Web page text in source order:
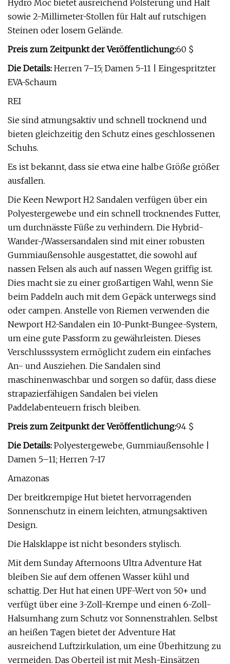
Hydro Moc bietet ausreichend Polsterung und Halt
sowie 2-Millimeter-Stollen für Halt auf rutschigen
Steinen oder losem Gelände.
Preis zum Zeitpunkt der Veröffentlichung:60 $
Die Details: Herren 7–15; Damen 5-11 | Eingespritzter
EVA-Schaum
REI
Sie sind atmungsaktiv und schnell trocknend und
bieten gleichzeitig den Schutz eines geschlossenen
Schuhs.
Es ist bekannt, dass sie etwa eine halbe Größe größer
ausfallen.
Die Keen Newport H2 Sandalen verfügen über ein
Polyestergewebe und ein schnell trocknendes Futter,
um durchnässte Füße zu verhindern. Die Hybrid-
Wander-/Wassersandalen sind mit einer robusten
Gummiaußensohle ausgestattet, die sowohl auf
nassen Felsen als auch auf nassen Wegen griffig ist.
Dies macht sie zu einer großartigen Wahl, wenn Sie
beim Paddeln auch mit dem Gepäck unterwegs sind
oder campen. Anstelle von Riemen verwenden die
Newport H2-Sandalen ein 10-Punkt-Bungee-System,
um eine gute Passform zu gewährleisten. Dieses
Verschlusssystem ermöglicht zudem ein einfaches
An- und Ausziehen. Die Sandalen sind
maschinenwaschbar und sorgen so dafür, dass diese
strapazierfähigen Sandalen bei vielen
Paddelabenteuern frisch bleiben.
Preis zum Zeitpunkt der Veröffentlichung:94 $
Die Details: Polyestergewebe, Gummiaußensohle |
Damen 5–11; Herren 7-17
Amazonas
Der breitkrempige Hut bietet hervorragenden
Sonnenschutz in einem leichten, atmungsaktiven
Design.
Die Halsklappe ist nicht besonders stylisch.
Mit dem Sunday Afternoons Ultra Adventure Hat
bleiben Sie auf dem offenen Wasser kühl und
schattig. Der Hut hat einen UPF-Wert von 50+ und
verfügt über eine 3-Zoll-Krempe und einen 6-Zoll-
Halsumhang zum Schutz vor Sonnenstrahlen. Selbst
an heißen Tagen bietet der Adventure Hat
ausreichend Luftzirkulation, um eine Überhitzung zu
vermeiden. Das Oberteil ist mit Mesh-Einsätzen